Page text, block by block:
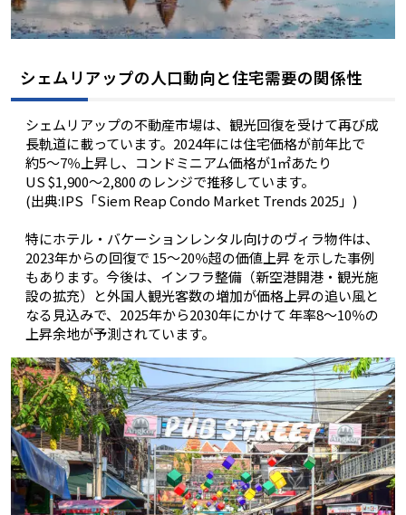
シェムリアップの人口動向と住宅需要の関係性
シェムリアップの不動産市場は、観光回復を受けて再び成
長軌道に載っています。2024年には住宅価格が前年比で
約5〜7％上昇し、コンドミニアム価格が1㎡あたり
US $1,900〜2,800 のレンジで推移しています。
(出典:IPS「Siem Reap Condo Market Trends 2025」)
特にホテル・バケーションレンタル向けのヴィラ物件は、
2023年からの回復で 15〜20％超の価値上昇 を示した事例
もあります。今後は、インフラ整備（新空港開港・観光施
設の拡充）と外国人観光客数の増加が価格上昇の追い風と
なる見込みで、2025年から2030年にかけて 年率8〜10％の